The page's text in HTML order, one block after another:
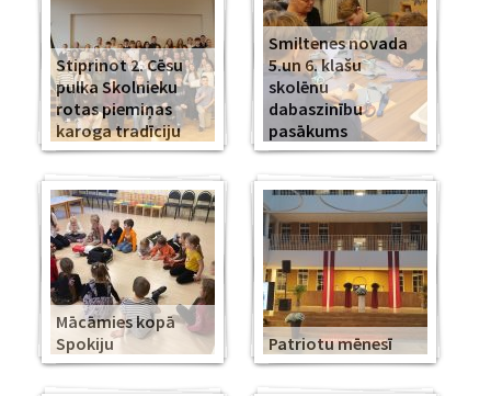
Stiprinot 2. Cēsu
pulka Skolnieku
rotas piemiņas
karoga tradīciju
Smiltenes novada
5.un 6. klašu
skolēnu
dabaszinību
pasākums
Mācāmies kopā
Spokiju
Patriotu mēnesī